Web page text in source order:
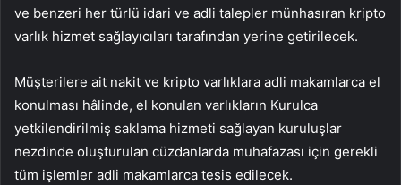
ve benzeri her türlü idari ve adli talepler münhasıran kripto
varlık hizmet sağlayıcıları tarafından yerine getirilecek.
Müşterilere ait nakit ve kripto varlıklara adli makamlarca el
konulması hâlinde, el konulan varlıkların Kurulca
yetkilendirilmiş saklama hizmeti sağlayan kuruluşlar
nezdinde oluşturulan cüzdanlarda muhafazası için gerekli
tüm işlemler adli makamlarca tesis edilecek.